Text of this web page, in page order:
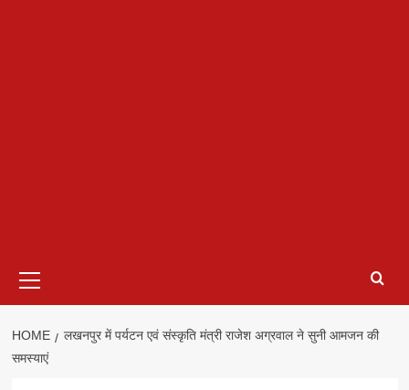
Menu
HOME
लखनपुर में पर्यटन एवं संस्कृति मंत्री राजेश अग्रवाल ने सुनी आमजन की
समस्याएं